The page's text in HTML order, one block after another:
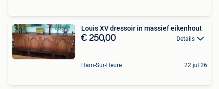
Louis XV dressoir in massief eikenhout
€ 250,00 Details
Ham-Sur-Heure 22 jul 26